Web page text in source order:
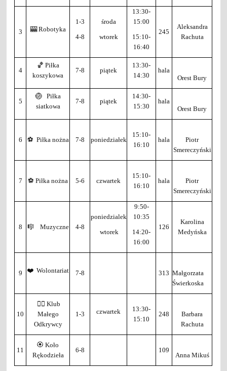
3 🎰 Robotyka
1-3
4-8
środa
wtorek
13:30-
15:00
15:10-
16:40
245
Aleksandra
Rachuta
4
🏀 Piłka
koszykowa
7-8 piątek
13:30-
14:30
hala
Orest Bury
5
🏐 Piłka
siatkowa
7-8 piątek
14:30-
15:30
hala
Orest Bury
6 ⚽ Piłka nożna 7-8 poniedziałek
15:10-
16:10
hala
Piotr
Smereczyński
7 ⚽ Piłka nożna 5-6 czwartek
15:10-
16:10
hala
Piotr
Smereczyński
8 🎼 Muzyczne 4-8
poniedzialek
wtorek
9:50-
10:35
14:20-
16:00
126
Karolina
Medyńska
9 ❤️ Wolontariat 7-8 313 Małgorzata
Świerkoska
10
🕵️‍♂️ Klub
Małego
Odkrywcy
1-3 czwartek
13:30-
15:10
248
Barbara
Rachuta
11
🏵️ Koło
Rękodzieła
6-8 109
Anna Mikuś